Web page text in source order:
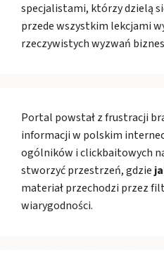
specjalistami, którzy dzielą
przede wszystkim lekcjami
rzeczywistych wyzwań
Portal powstał z frustracji
informacji w polskim
ogólników i clickbaitowych
stworzyć przestrzeń, gdzie
materiał przechodzi przez
wiarygodności.